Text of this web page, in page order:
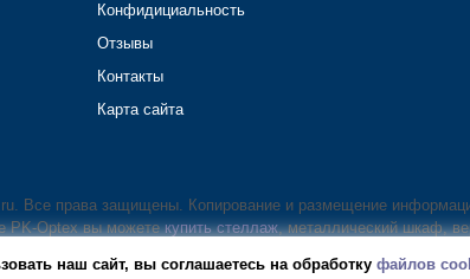
Конфидициальность
Отзывы
Контакты
Карта сайта
Все права защищены. Копирование и размещение
PK-Optex вы можетекупить стеллаж, металлический шкаф,
наш сайт, вы соглашаетесь на обработку файлов